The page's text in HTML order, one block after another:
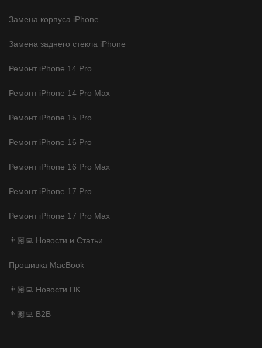
Замена корпуса iPhone
Замена заднего стекла iPhone
Ремонт iPhone 14 Pro
Ремонт iPhone 14 Pro Max
Ремонт iPhone 15 Pro
Ремонт iPhone 16 Pro
Ремонт iPhone 16 Pro Max
Ремонт iPhone 17 Pro
Ремонт iPhone 17 Pro Max
👨🏽‍💻 Новости и Статьи
Прошивка MacBook
👨🏽‍💻 Новости ПК
👨🏽‍💻 B2B